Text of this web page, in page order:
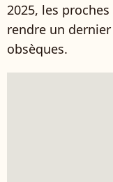
2025, les
rendre un
obsèques.